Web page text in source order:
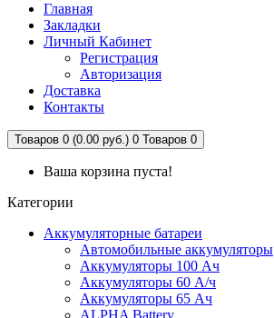
Главная
Закладки
Личный Кабинет
Регистрация
Авторизация
Доставка
Контакты
Товаров 0 (0.00 руб.) 0 Товаров 0
Ваша корзина пуста!
Категории
Аккумуляторные батареи
Автомобильные аккумуляторы
Аккумуляторы 100 Ач
Аккумуляторы 60 А/ч
Аккумуляторы 65 Ач
ALPHA Battery